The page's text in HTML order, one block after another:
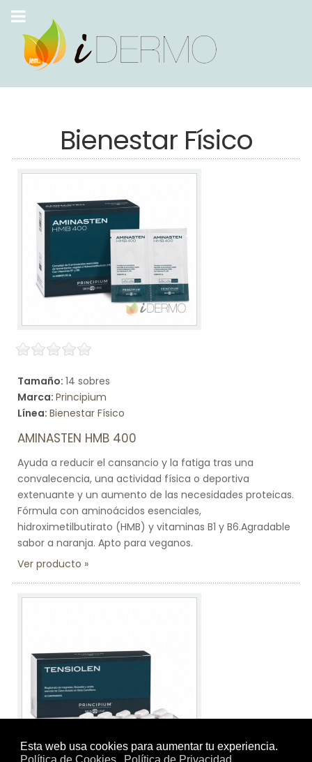
Bienestar Físico
Tamaño: 14 sobres
Marca: Principium
Línea: Bienestar Físico
AMINASTEN HMB 400
Ayuda a reducir el cansancio y la fatiga tras una
convalecencia, una actividad física o deportiva
extenuante y un aumento de las necesidades proteicas.
Fórmula con aminoácidos esenciales,
hidroximetilbutirato (HMB) y vitaminas B1 y B6.Agradable
sabor a naranja. Apto para veganos.
Ver producto